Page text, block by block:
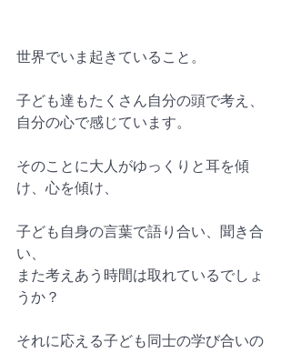
世界でいま起きていること。
子ども達もたくさん自分の頭で考え、
自分の心で感じています。
そのことに大人がゆっくりと耳を傾
け、心を傾け、
子ども自身の言葉で語り合い、聞き合
い、
また考えあう時間は取れているでしょ
うか？
それに応える子ども同士の学び合いの